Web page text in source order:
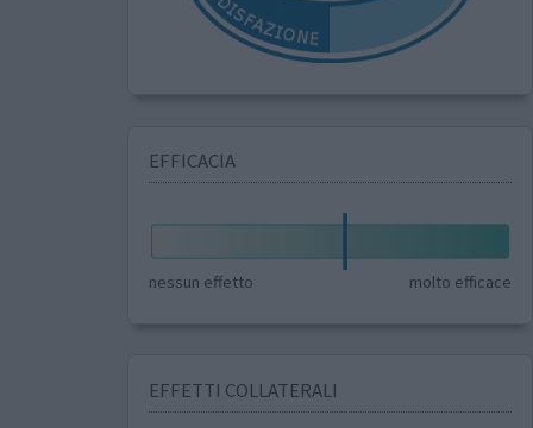
EFFICACIA
nessun effetto molto efficace
EFFETTI COLLATERALI